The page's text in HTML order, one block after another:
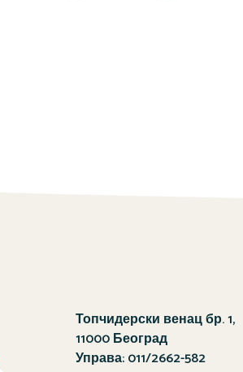
Топчидерски венац бр. 1,
11000 Београд
Управа:011/2662-582